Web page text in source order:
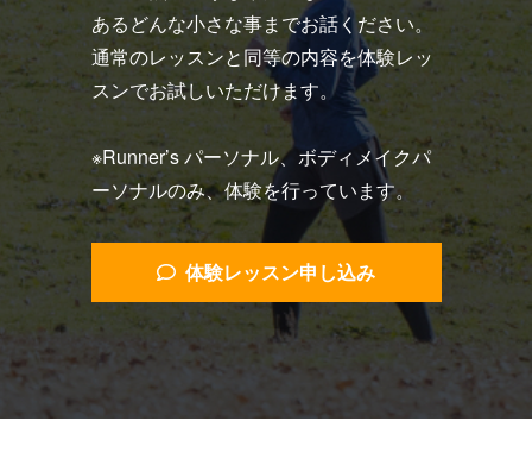
あるどんな小さな事までお話ください。
通常のレッスンと同等の内容を体験レッ
スンでお試しいただけます。
※Runner’s パーソナル、ボディメイクパ
ーソナルのみ、体験を行っています。
体験レッスン申し込み